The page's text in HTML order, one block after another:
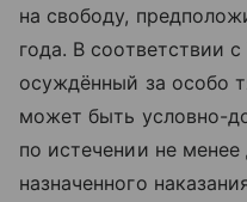
на свободу,
года. В соответствии
осуждённый за особо
может быть условно-
по истечении не
назначенного